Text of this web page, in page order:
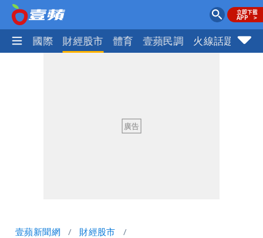
社會 國際 財經股市 體育 壹蘋民調 火線話題
壹蘋新聞網 財經股市